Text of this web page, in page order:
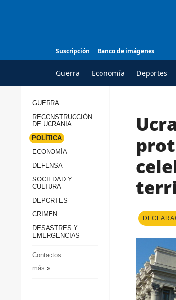
Suscripción Banco de imágenes
Guerra Economía Deportes
TODAS LAS
Reconstrucción de
Sociedad y Cultura
Desastres y emergencias
GUERRA
RECONSTRUCCIÓN
DE UCRANIA
POLÍTICA
ECONOMÍA
DEFENSA
SOCIEDAD Y
CULTURA
DEPORTES
CRIMEN
DESASTRES Y
EMERGENCIAS
Contactos
más »